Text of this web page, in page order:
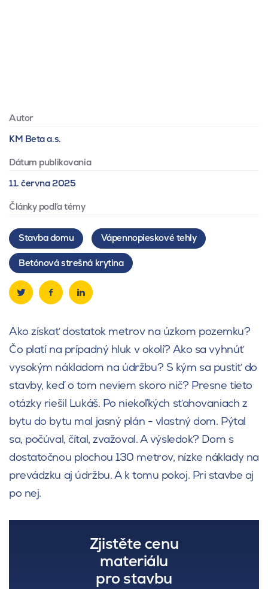
Autor
KM Beta a.s.
Dátum publikovania
11. června 2025
Články podľa témy
Stavba domu Vápennopieskové tehly
Betónová strešná krytina
Ako získať dostatok metrov na úzkom pozemku?
Čo platí na prípadný hluk v okolí? Ako sa vyhnúť
vysokým nákladom na údržbu? S kým sa pustiť do
stavby, keď o tom neviem skoro nič? Presne tieto
otázky riešil Lukáš. Po niekoľkých sťahovaniach z
bytu do bytu mal jasný plán - vlastný dom. Pýtal
sa, počúval, čítal, zvažoval. A výsledok? Dom s
dostatočnou plochou 130 metrov, nízke náklady na
prevádzku aj údržbu. A k tomu pokoj. Pri stavbe aj
po nej.
Zjistěte cenu
materiálu
pro stavbu